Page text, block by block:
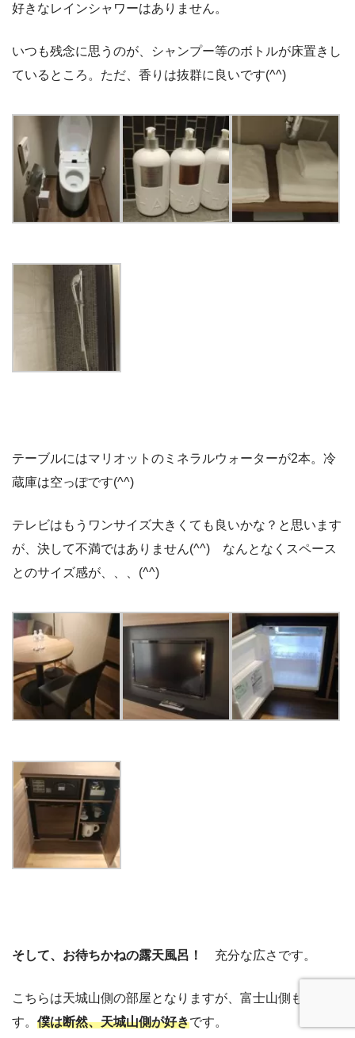
好きなレインシャワーはありません。
いつも残念に思うのが、シャンプー等のボトルが床置きし
ているところ。ただ、香りは抜群に良いです(^^)
テーブルにはマリオットのミネラルウォーターが2本。冷
蔵庫は空っぽです(^^)
テレビはもうワンサイズ大きくても良いかな？と思います
が、決して不満ではありません(^^) なんとなくスペース
とのサイズ感が、、、(^^)
そして、お待ちかねの露天風呂！ 充分な広さです。
こちらは天城山側の部屋となりますが、富士山側もありま
す。 僕は断然、天城山側が好きです。